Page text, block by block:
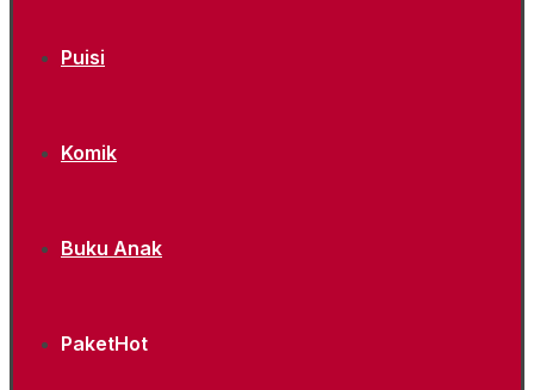
Puisi
Komik
Buku Anak
PaketHot